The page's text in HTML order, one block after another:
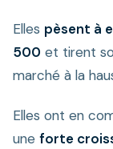
Elles pèsent à
500 et tirent
marché à la
Elles ont en
une forte